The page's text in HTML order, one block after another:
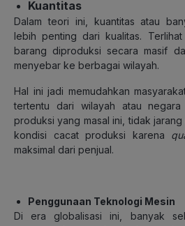
Kuantitas
Dalam teori ini, kuantitas atau
lebih penting dari kualitas.
barang diproduksi secara masif
menyebar ke berbagai wilayah.
Hal ini jadi memudahkan
tertentu dari wilayah atau negara
produksi yang masal ini, tidak
kondisi cacat produksi karena
maksimal dari penjual.
Penggunaan Teknologi Mesin
Di era globalisasi ini, banyak